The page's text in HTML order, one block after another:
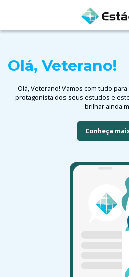
Olá, Veterano!
Olá, Veterano! Vamos com tudo
protagonista dos seus estudos e
brilhar ainda
Conheça